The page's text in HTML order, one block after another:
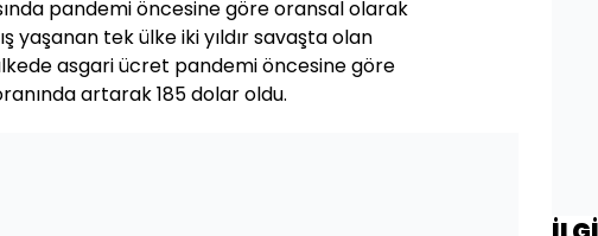
pandemi öncesine göre oransal olarak
yaşanan tek ülke iki yıldır savaşta olan
asgari ücret pandemi öncesine göre
artarak 185 dolar oldu.